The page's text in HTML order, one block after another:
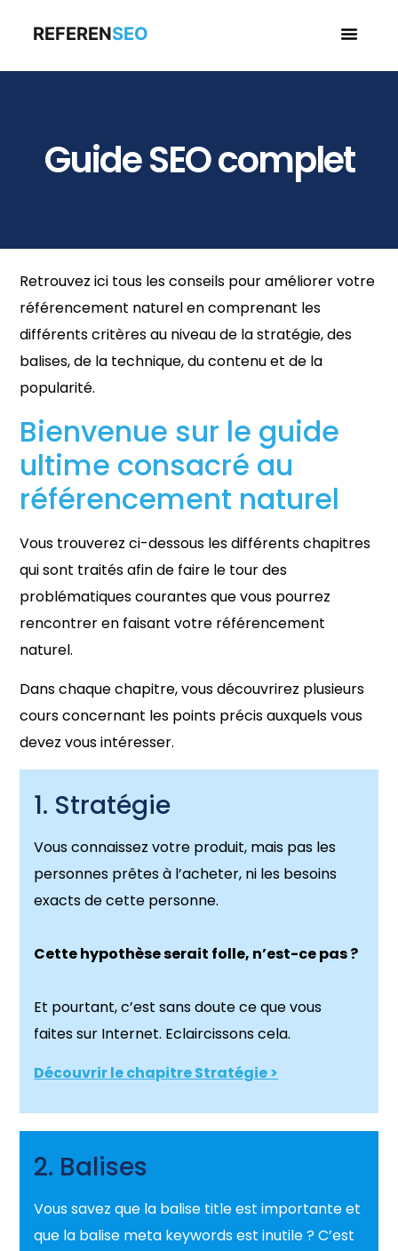
REFERENSEO
Guide SEO complet
Retrouvez ici tous les conseils pour améliorer votre
référencement naturel en comprenant les
différents critères au niveau de la stratégie, des
balises, de la technique, du contenu et de la
popularité.
Bienvenue sur le guide
ultime consacré au
référencement naturel
Vous trouverez ci-dessous les différents chapitres
qui sont traités afin de faire le tour des
problématiques courantes que vous pourrez
rencontrer en faisant votre référencement
naturel.
Dans chaque chapitre, vous découvrirez plusieurs
cours concernant les points précis auxquels vous
devez vous intéresser.
1. Stratégie
Vous connaissez votre produit, mais pas les
personnes prêtes à l’acheter, ni les besoins
exacts de cette personne.
Cette hypothèse serait folle, n’est-ce pas ?
Et pourtant, c’est sans doute ce que vous
faites sur Internet. Eclaircissons cela.
Découvrir le chapitre Stratégie >
2. Balises
Vous savez que la balise title est importante et
que la balise meta keywords est inutile ? C’est